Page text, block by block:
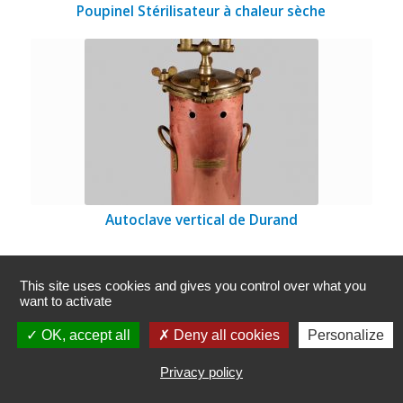
Poupinel Stérilisateur à chaleur sèche
Autoclave vertical de Durand
This site uses cookies and gives you control over what you
want to activate
OK, accept all Deny all cookies Personalize
Privacy policy